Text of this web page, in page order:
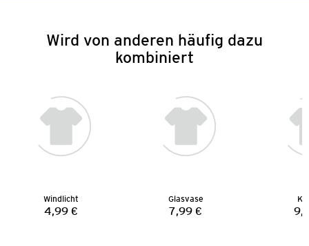
Wird von anderen häufig dazu
kombiniert
Windlicht
Preis:
4,99 €
Glasvase
Preis:
7,99 €